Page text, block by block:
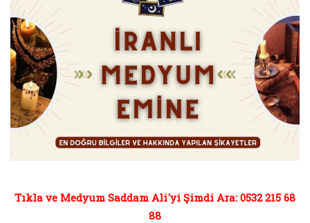
Tıkla ve Medyum Saddam Ali'yi Şimdi Ara: 0532 215 68
88